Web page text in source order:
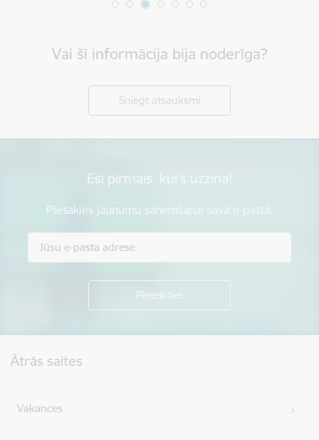
Vai šī informācija bija noderīga?
Sniegt atsauksmi
Esi pirmais, kurš uzzina!
Piesakies jaunumu saņemšanai savā e-pastā.
Ātrās saites
Vakances